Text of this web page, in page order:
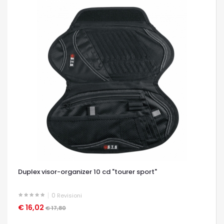
Duplex visor-organizer 10 cd "tourer sport"
0 Revisioni
€ 16,02 € 17,80
OCCHIATA VELOCE